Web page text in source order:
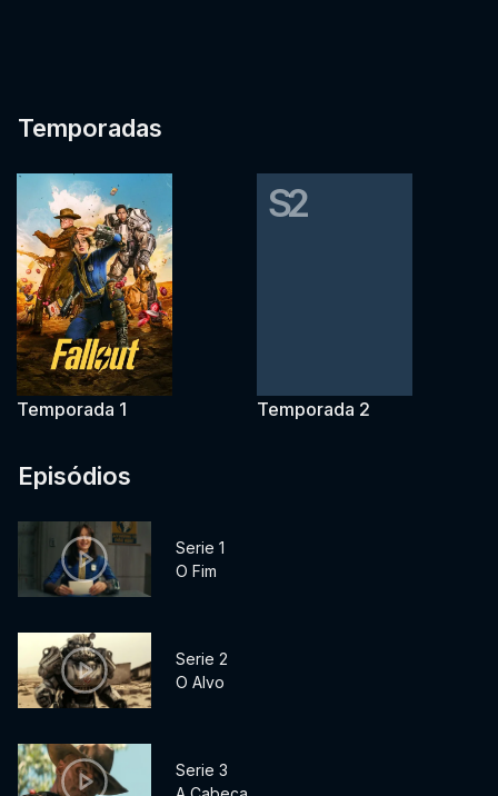
Temporadas
Temporada 1
S2
Temporada 2
Episódios
Serie 1
O Fim
Serie 2
O Alvo
Serie 3